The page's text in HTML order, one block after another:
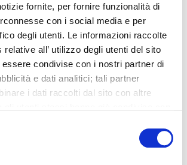
fornite, per fornire funzionalità di
con i social media e per
degli utenti. Le informazioni raccolte
all’ utilizzo degli utenti del sito
condivise con i nostri partner di
e dati analitici; tali partner
i dati raccolti dal sito con altre
dei loro servizi.